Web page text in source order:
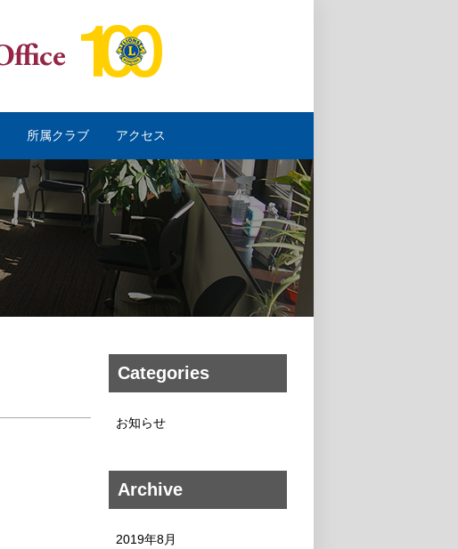
所属クラブ アクセス
Categories
お知らせ
Archive
2019年8月